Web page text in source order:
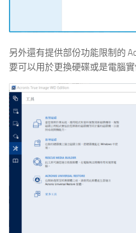
另外還有提供部份功能限制的
要可以用於更換硬碟或是電腦